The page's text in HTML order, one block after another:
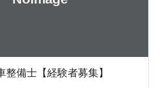
整備士【経験者募集】